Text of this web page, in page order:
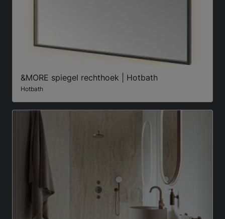
&MORE spiegel rechthoek | Hotbath
Hotbath